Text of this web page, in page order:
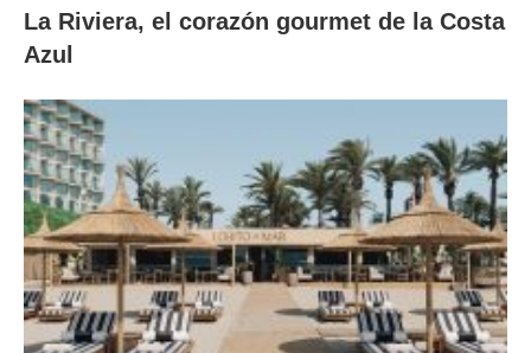
La Riviera, el corazón gourmet de la Costa
Azul